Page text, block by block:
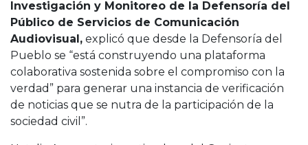
Investigación y Monitoreo de la Defensoría del
Público de Servicios de Comunicación
Audiovisual, explicó que desde la Defensoría del
Pueblo se “está construyendo una plataforma
colaborativa sostenida sobre el compromiso con la
verdad” para generar una instancia de verificación
de noticias que se nutra de la participación de la
sociedad civil”.